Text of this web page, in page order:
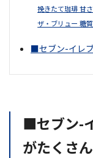
挽きたて珈琲 甘
ザ・ブリュー 糖
■セブン-イレ
■セブン-
がたくさん